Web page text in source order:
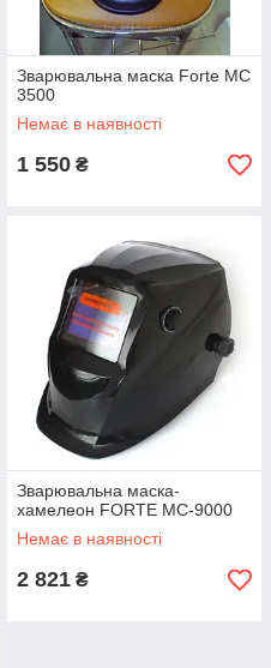
Зварювальна маска Forte MC
3500
Немає в наявності
1 550 ₴
Зварювальна маска-
хамелеон FORTE МС-9000
Немає в наявності
2 821 ₴